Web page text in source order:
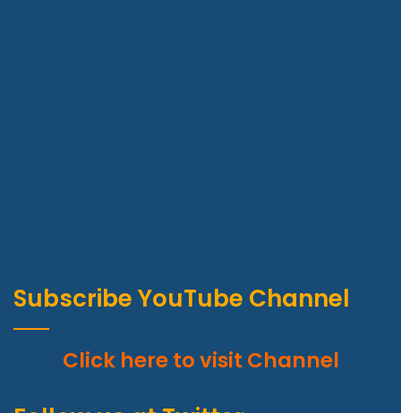
Subscribe YouTube Channel
Click here to visit Channel